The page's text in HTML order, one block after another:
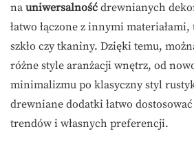
na uniwersalność drewnianych
łatwo łączone z innymi
szkło czy tkaniny. Dzięki temu,
różne style aranżacji wnętrz, od
minimalizmu po klasyczny styl
drewniane dodatki łatwo
trendów i własnych preferencji.